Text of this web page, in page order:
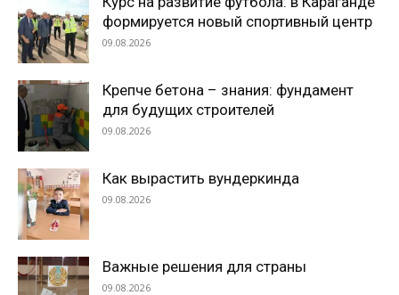
формируется новый спортивный центр
09.08.2026
Крепче бетона – знания: фундамент
для будущих строителей
09.08.2026
Как вырастить вундеркинда
09.08.2026
Важные решения для страны
09.08.2026